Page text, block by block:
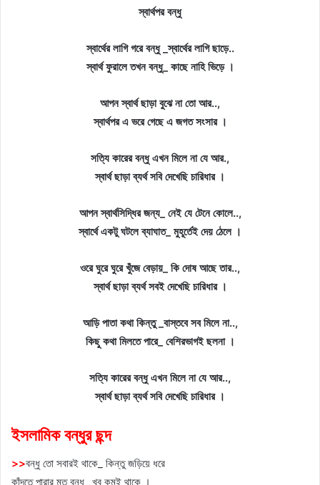
স্বার্থপর বন্ধু
স্বার্থের লাগি গরে বন্ধু _স্বার্থের লাগি ছাড়ে..
স্বার্থ ফুরালে তখন বন্ধু_ কাছে নাহি ভিড়ে ।
আপন স্বার্থ ছাড়া বুঝে না তো আর..,
স্বার্থপর এ ভরে গেছে এ জগত সংসার ।
সত্যি কারের বন্ধু এখন মিলে না যে আর.,
স্বার্থ ছাড়া ব্যর্থ সবি দেখেছি চারিধার ।
আপন স্বার্থসিদ্ধির জন্য_ নেই যে টেনে কোলে..,
স্বার্থে একটু ঘটলে ব্যাঘাত_ মুহূর্তেই দেয় ঠেলে ।
ওরে ঘুরে ঘুরে খুঁজে বেড়ায়_ কি দোষ আছে তার..,
স্বার্থ ছাড়া ব্যর্থ সবই দেখেছি চারিধার ।
আড়ি পাতা কথা কিন্তু _বাস্তবে সব মিলে না..,
কিছু কথা মিলতে পারে_ বেশিরভাগই ছলনা ।
সত্যি কারের বন্ধু এখন মিলে না যে আর..,
স্বার্থ ছাড়া ব্যর্থ সবি দেখেছি চারিধার ।
ইসলামিক বন্ধুর ছন্দ
>>বন্ধু তো সবারই থাকে_ কিন্তু জড়িয়ে ধরে
কাঁদতে পারার মত বন্ধু_ খুব কমই থাকে ।